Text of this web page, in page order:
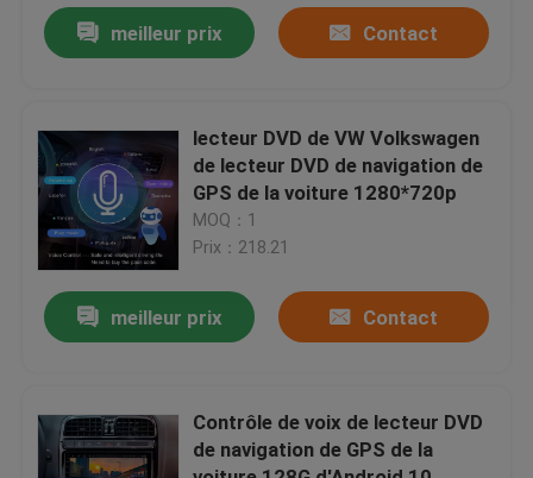
Visite d'usine
Contactez-nous
Nouvelles
Cas
Shopping
meilleur prix Contact
lecteur DVD de VW Volkswagen
de lecteur DVD de navigation de
GPS de la voiture 1280*720p
MOQ：1
Prix：218.21
meilleur prix Contact
Contrôle de voix de lecteur DVD
de navigation de GPS de la